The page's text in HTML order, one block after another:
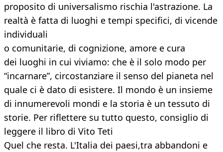
proposito di universalismo rischia l'astrazione. La
realtà è fatta di luoghi e tempi specifici, di vicende
individuali
o comunitarie, di cognizione, amore e cura
dei luoghi in cui viviamo: che è il solo modo per
“incarnare”, circostanziare il senso del pianeta nel
quale ci è dato di esistere. Il mondo è un insieme
di innumerevoli mondi e la storia è un tessuto di
storie. Per riflettere su tutto questo, consiglio di
leggere il libro di Vito Teti
Quel che resta. L'Italia dei paesi,tra abbandoni e